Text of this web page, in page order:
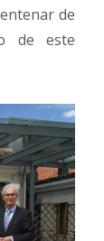
de
de este